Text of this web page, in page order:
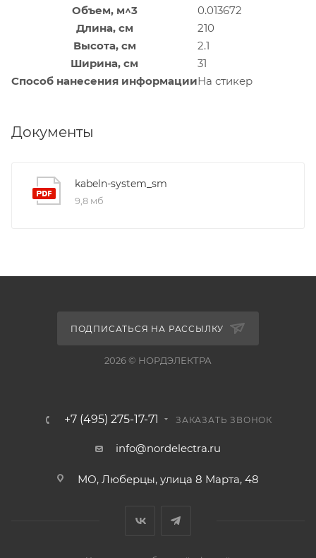
Объем, м^3
0.013672
Длина, см
210
Высота, см
2.1
Ширина, см
31
Способ нанесения информацииНа стикер
Документы
kabeln-system_sm
9,8 мб
ПОДПИСАТЬСЯ НА РАССЫЛКУ
2026 © НОРДЭЛЕКТРА
+7 (495) 275-17-71 ЗАКАЗАТЬ ЗВОНОК
info@nordelectra.ru
МО, Люберцы, улица 8 Марта, 48